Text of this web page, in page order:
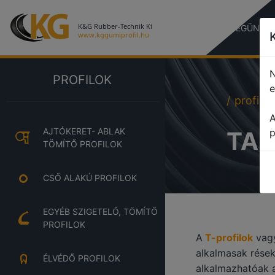
PROFILOK
AJTÓKERET- ABLAK
TÖMÍTŐ PROFILOK
CSŐ ALAKÚ PROFILOK
EGYÉB SZIGETELŐ, TÖMÍTŐ
PROFILOK
ÉLVÉDŐ PROFILOK
profile
A T-profilok
alkalmasak
alkalmazhatóak